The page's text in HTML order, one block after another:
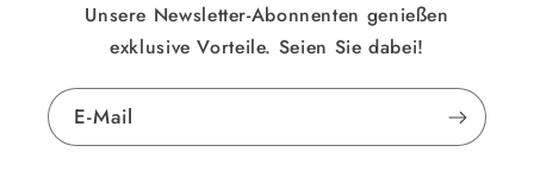
Unsere Newsletter-Abonnenten genießen
exklusive Vorteile. Seien Sie dabei!
E-Mail